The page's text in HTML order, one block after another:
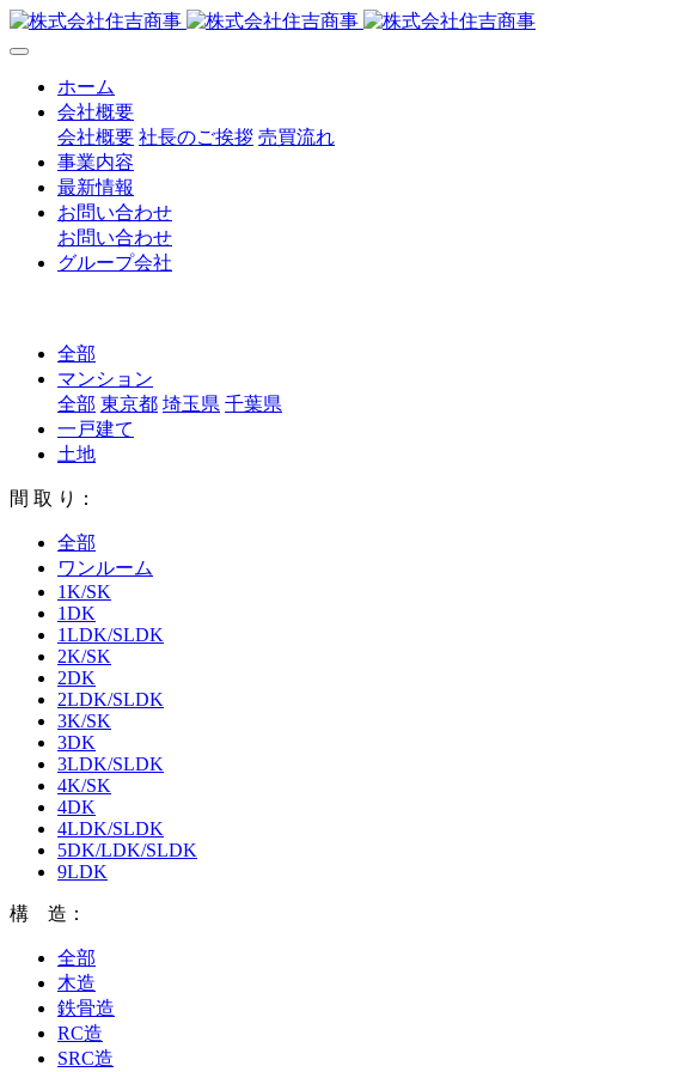
ホーム
会社概要
会社概要 社長のご挨拶 売買流れ
事業内容
最新情報
お問い合わせ
お問い合わせ
グループ会社
全部
マンション
全部 東京都 埼玉県 千葉県
一戸建て
土地
間 取 り：
全部
ワンルーム
1K/SK
1DK
1LDK/SLDK
2K/SK
2DK
2LDK/SLDK
3K/SK
3DK
3LDK/SLDK
4K/SK
4DK
4LDK/SLDK
5DK/LDK/SLDK
9LDK
構 造：
全部
木造
鉄骨造
RC造
SRC造